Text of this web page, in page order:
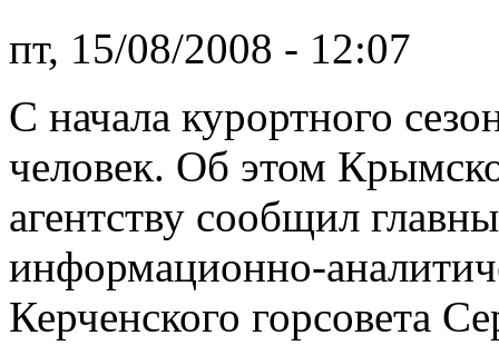
пт, 15/08/2008 - 12:07
С начала курортного
человек. Об этом
агентству сообщил
информационно-
Керченского горсовета